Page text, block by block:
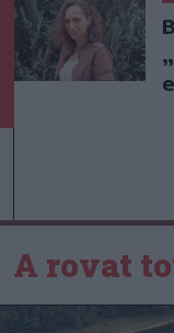
A rovat